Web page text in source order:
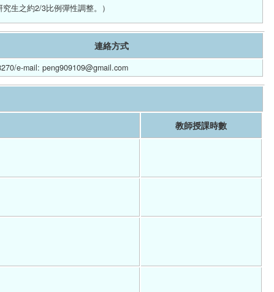
生之約2/3比例彈性調整。）
連絡方式
e-mail: peng909109@gmail.com
教師授課時數